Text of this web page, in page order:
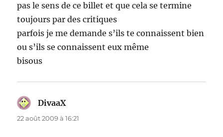
pas le sens de ce billet et que cela se termine
toujours par des critiques
parfois je me demande s’ils te connaissent bien
ou s’ils se connaissent eux même
bisous
DivaaX
22 août 2009 à 16:21